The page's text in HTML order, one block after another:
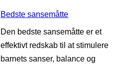
t
v
o
g
e
d
s
t
Bedste sansemåtte
Den bedste sansemåtte er et
effektivt redskab til at stimulere
barnets sanser, balance og